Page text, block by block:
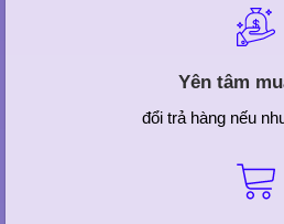
Yên tâm
đổi trả hàng nếu